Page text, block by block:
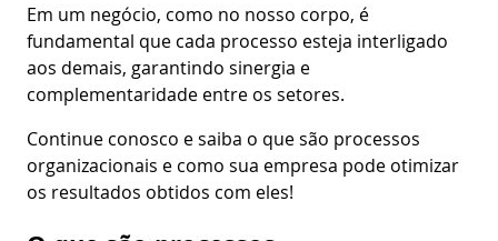
Em um negócio, como no nosso corpo, é
fundamental que cada processo esteja interligado
aos demais, garantindo sinergia e
complementaridade entre os setores.
Continue conosco e saiba o que são processos
organizacionais e como sua empresa pode otimizar
os resultados obtidos com eles!